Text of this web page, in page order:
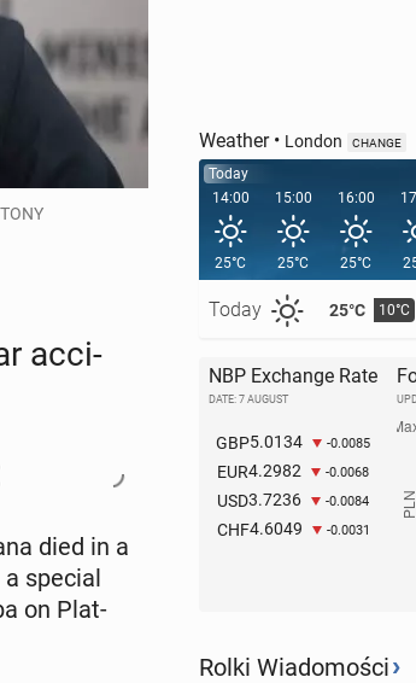
ac­ci­
died in a
special
on Plat­
Weather• London CHANGE
Today
14:00
25°C
Today 25°C 10°C
15:00
25°C
16:00
25°C
NBP Exchange Rate
DATE: 7 AUGUST
GBP5.0134 -0.0085
EUR4.2982 -0.0068
USD3.7236 -0.0084
CHF4.6049 -0.0031
Rolki Wiadomości›